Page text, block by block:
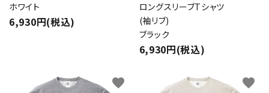
ホワイト
6,930円(税込)
ロングスリーブTシャツ
(袖リブ)
ブラック
6,930円(税込)
favorite favorite